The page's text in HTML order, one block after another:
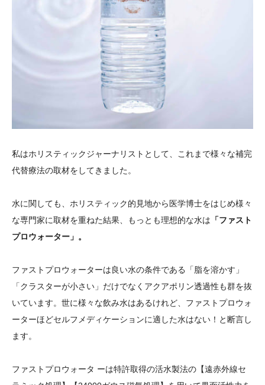
私はホリスティックジャーナリストとして、これまで様々な補完
代替療法の取材をしてきました。
水に関しても、ホリスティック的見地から医学博士をはじめ様々
な専門家に取材を重ねた結果、もっとも理想的な水は 「ファスト
プロウォーター」。
ファストプロウォーターは良い水の条件である「脂を溶かす」
「クラスターが小さい」だけでなくアクアポリン透過性も群を抜
いています。世に様々な飲み水はあるけれど、ファストプロウォ
ーターほどセルフメディケーションに適した水はない！と断言し
ます。
ファストプロウォータ ーは特許取得の活水製法の【遠赤外線セ